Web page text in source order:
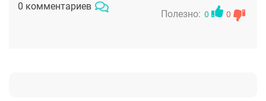
наконец встретила его – моего врача. Олег
0 комментариев
Полезно: 0 0